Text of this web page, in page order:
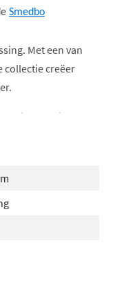
Smedbo
Met een van
collectie creëer
messing
handdoek of
in je badkamer
serie.